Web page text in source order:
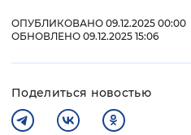
ОПУБЛИКОВАНО 09.12.2025 00:00
ОБНОВЛЕНО 09.12.2025 15:06
Поделиться новостью